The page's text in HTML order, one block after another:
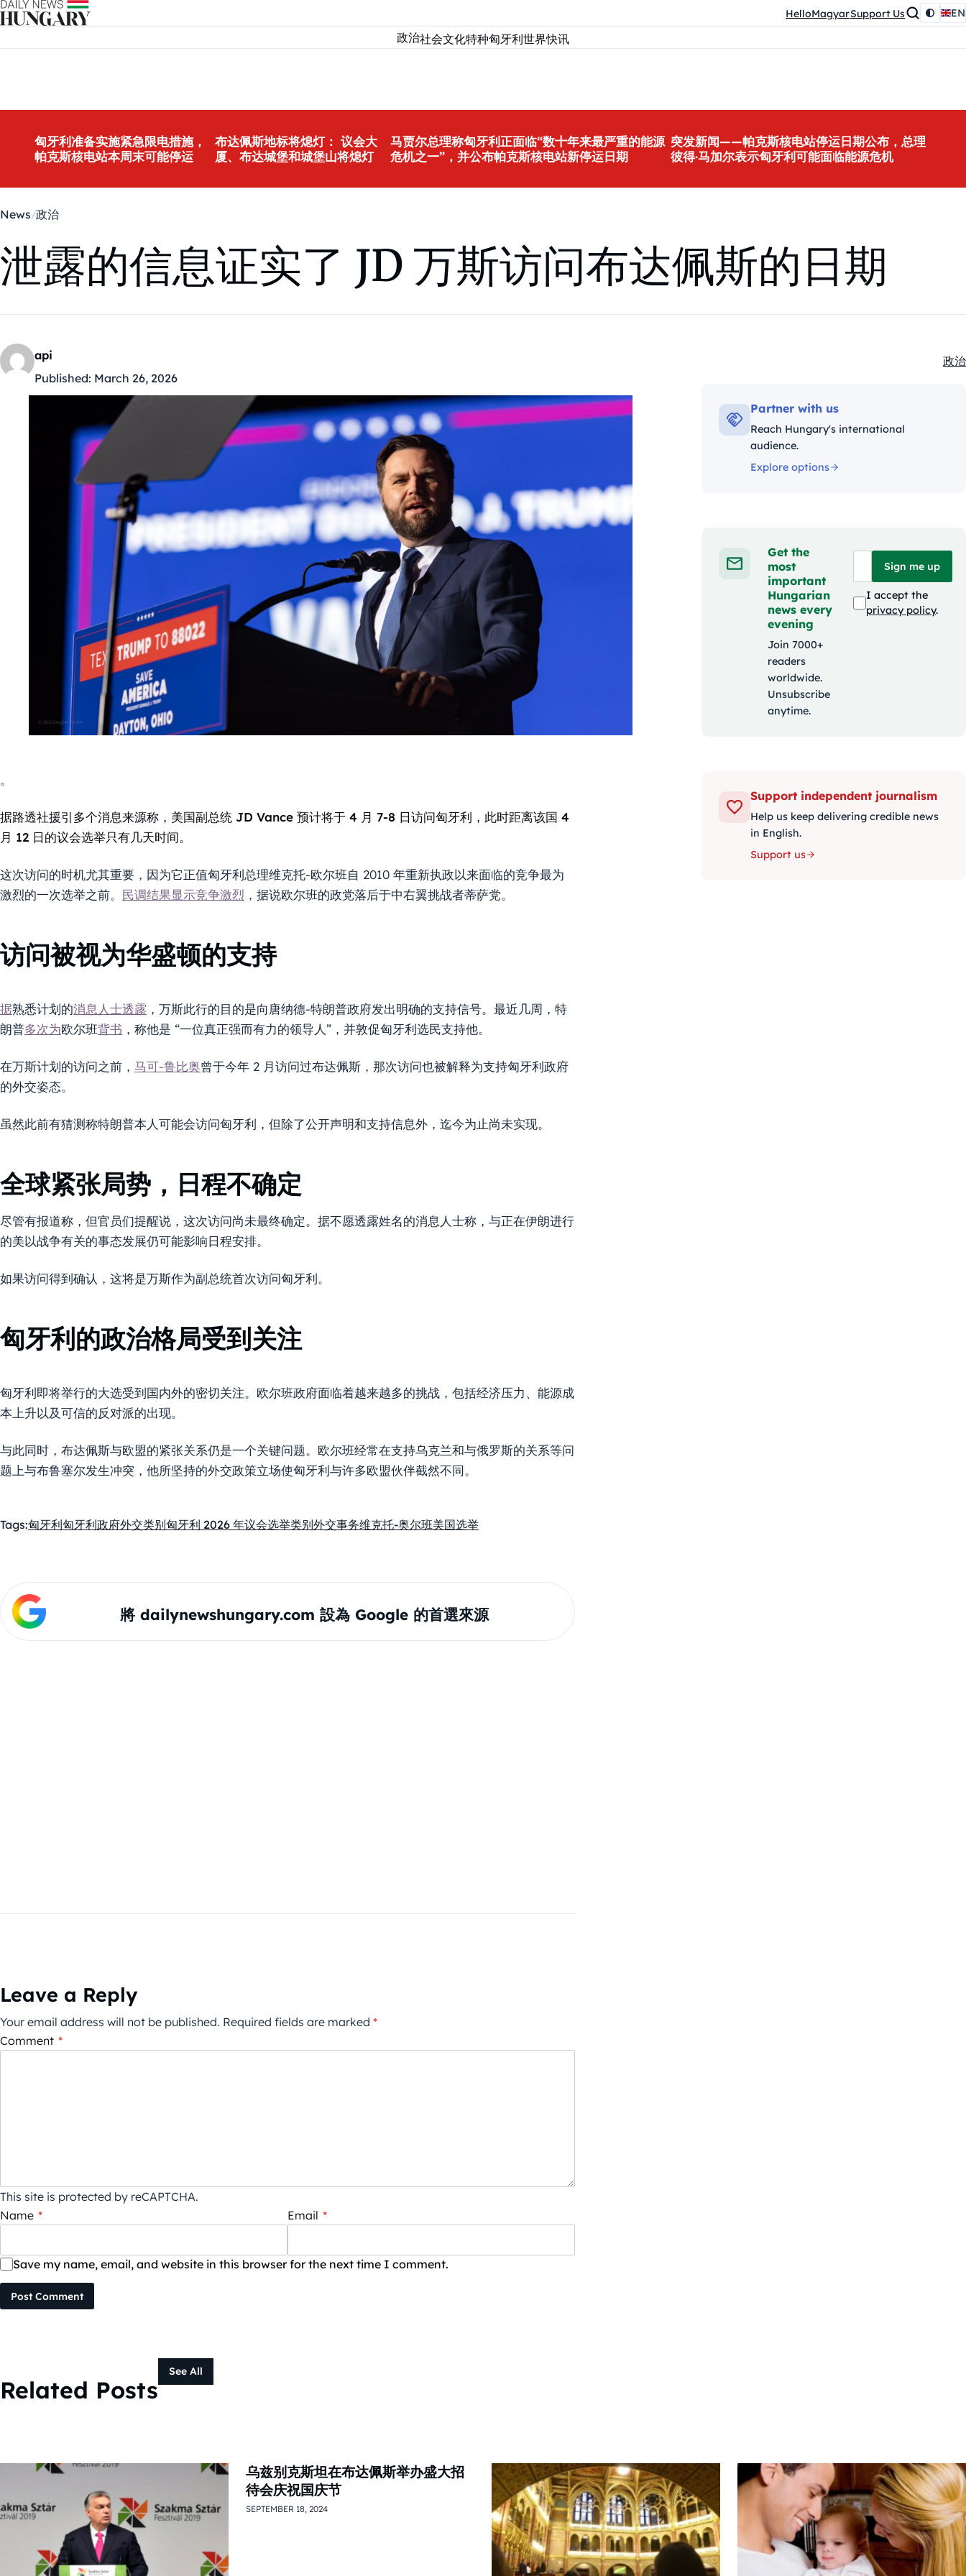
Skip to content HelloMagyarSupport Us EN
政治社会文化特种匈牙利世界快讯
匈牙利准备实施紧急限电措施，
帕克斯核电站本周末可能停运
布达佩斯地标将熄灯： 议会大
厦、布达城堡和城堡山将熄灯
马贾尔总理称匈牙利正面临“数十年来最严重的能源
危机之一”，并公布帕克斯核电站新停运日期
突发新闻——帕克斯核电站停运日期公布，总理
彼得·马加尔表示匈牙利可能面临能源危机
News 政治
泄露的信息证实了 JD 万斯访问布达佩斯的日期
api
Published: March 26, 2026
政治
。
据路透社援引多个消息来源称，美国副总统 JD Vance 预计将于 4 月 7-8 日访问匈牙利，此时距离该国 4
月 12 日的议会选举只有几天时间。
这次访问的时机尤其重要，因为它正值匈牙利总理维克托-欧尔班自 2010 年重新执政以来面临的竞争最为
激烈的一次选举之前。 民调结果显示竞争激烈 ，据说欧尔班的政党落后于中右翼挑战者蒂萨党。
访问被视为华盛顿的支持
据熟悉计划的消息人士透露 ，万斯此行的目的是向唐纳德-特朗普政府发出明确的支持信号。最近几周，特
朗普多次为欧尔班背书 ，称他是 “一位真正强而有力的领导人”，并敦促匈牙利选民支持他。
在万斯计划的访问之前， 马可-鲁比奥曾于今年 2 月访问过布达佩斯，那次访问也被解释为支持匈牙利政府
的外交姿态。
虽然此前有猜测称特朗普本人可能会访问匈牙利，但除了公开声明和支持信息外，迄今为止尚未实现。
全球紧张局势，日程不确定
尽管有报道称，但官员们提醒说，这次访问尚未最终确定。据不愿透露姓名的消息人士称，与正在伊朗进行
的美以战争有关的事态发展仍可能影响日程安排。
如果访问得到确认，这将是万斯作为副总统首次访问匈牙利。
匈牙利的政治格局受到关注
匈牙利即将举行的大选受到国内外的密切关注。欧尔班政府面临着越来越多的挑战，包括经济压力、能源成
本上升以及可信的反对派的出现。
与此同时，布达佩斯与欧盟的紧张关系仍是一个关键问题。欧尔班经常在支持乌克兰和与俄罗斯的关系等问
题上与布鲁塞尔发生冲突，他所坚持的外交政策立场使匈牙利与许多欧盟伙伴截然不同。
Tags:匈牙利匈牙利政府外交类别匈牙利 2026 年议会选举类别外交事务维克托-奥尔班美国选举
將 dailynewshungary.com 設為 Google 的首選來源
Leave a Reply
Your email address will not be published. Required fields are marked *
Comment *
This site is protected by reCAPTCHA.
Name * Email *
Save my name, email, and website in this browser for the next time I comment.
Post Comment
Partner with us
Reach Hungary's international
audience.
Explore options
Get the
most
important
Hungarian
news every
evening
Join 7000+
readers
worldwide.
Unsubscribe
anytime.
Sign me up
I accept the
privacy policy.
Support independent journalism
Help us keep delivering credible news
in English.
Support us
Related Posts
See All
乌兹别克斯坦在布达佩斯举办盛大招
待会庆祝国庆节
SEPTEMBER 18, 2024